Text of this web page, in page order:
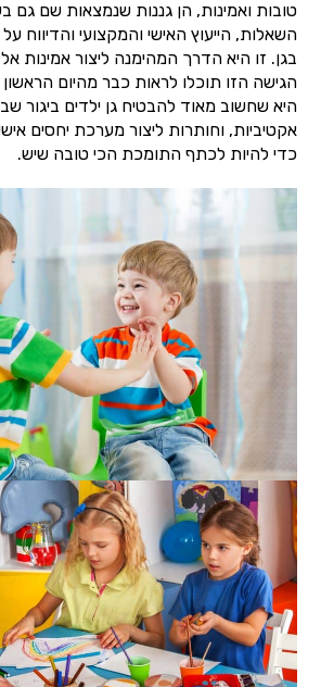
טובות ואמינות, הן גננות שנמצאות שם
השאלות, הייעוץ האישי והמקצועי והדיווח
בגן. זו היא הדרך המהימנה ליצור אמינות
הגישה הזו תוכלו לראות כבר מהיום
היא שחשוב מאוד להבטיח גן ילדים ביגור
אקטיביות, וחותרות ליצור מערכת יחסים
כדי להיות לכתף התומכת הכי טובה שיש.